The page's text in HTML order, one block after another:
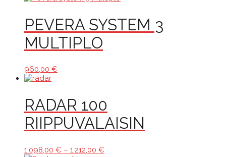
PEVERA SYSTEM 3
MULTIPLO
960,00 €
RADAR 100
RIIPPUVALAISIN
1.098,00 € – 1.212,00 €